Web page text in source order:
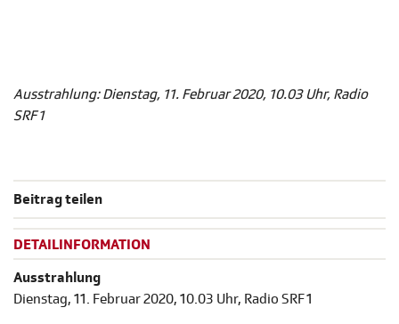
Ausstrahlung:Dienstag, 11. Februar 2020, 10.03 Uhr, Radio
SRF 1
Beitrag teilen
DETAILINFORMATION
Ausstrahlung
Dienstag, 11. Februar 2020, 10.03 Uhr, Radio SRF 1